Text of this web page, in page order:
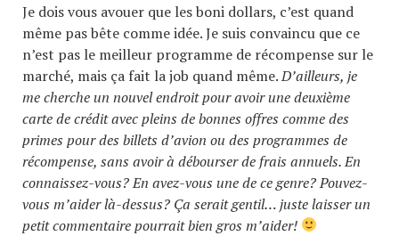
Je dois vous avouer que les boni dollars, c’est quand
même pas bête comme idée. Je suis convaincu que ce
n’est pas le meilleur programme de récompense sur le
marché, mais ça fait la job quand même.D’ailleurs, je
me cherche un nouvel endroit pour avoir une deuxième
carte de crédit avec pleins de bonnes offres comme des
primes pour des billets d’avion ou des programmes de
récompense, sans avoir à débourser de frais annuels. En
connaissez-vous? En avez-vous une de ce genre? Pouvez-
vous m’aider là-dessus? Ça serait gentil… juste laisser un
petit commentaire pourrait bien gros m’aider!